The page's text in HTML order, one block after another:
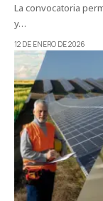
La convocatoria
y…
12 DE ENERO DE 2026